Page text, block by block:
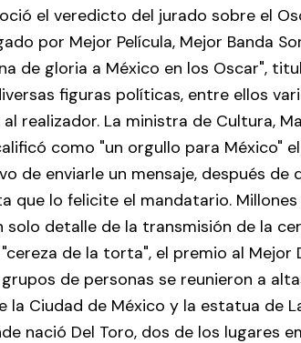
el veredicto del jurado sobre el
por Mejor Película, Mejor Banda
de gloria a México en los Oscar",
figuras políticas, entre ellos
realizador. La ministra de Cultura,
como "un orgullo para México"
de enviarle un mensaje, después de
que lo felicite el mandatario.
solo detalle de la transmisión de la
de la torta", el premio al Mejor
de personas se reunieron a
la Ciudad de México y la estatua de
nació Del Toro, dos de los lugares